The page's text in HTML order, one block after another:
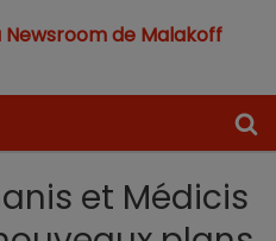
Newsroom de Malakoff
et Médicis